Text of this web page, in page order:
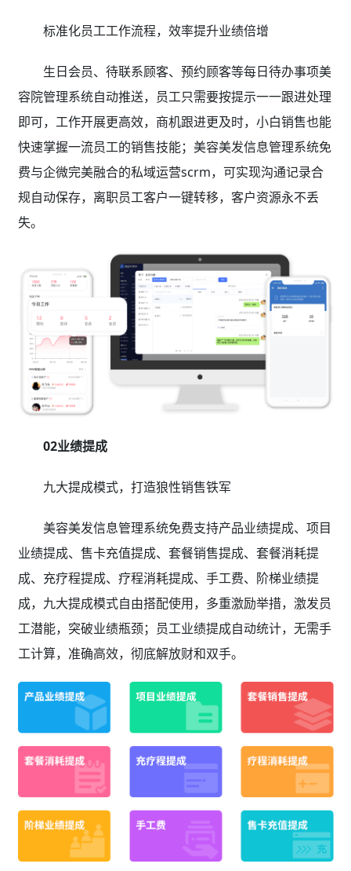
标准化员工工作流程，效率提升业绩倍增
生日会员、待联系顾客、预约顾客等每日待办事项美
容院管理系统自动推送，员工只需要按提示一一跟进处理
即可，工作开展更高效，商机跟进更及时，小白销售也能
快速掌握一流员工的销售技能；美容美发信息管理系统免
费与企微完美融合的私域运营scrm，可实现沟通记录合
规自动保存，离职员工客户一键转移，客户资源永不丢
失。
02业绩提成
九大提成模式，打造狼性销售铁军
美容美发信息管理系统免费支持产品业绩提成、项目
业绩提成、售卡充值提成、套餐销售提成、套餐消耗提
成、充疗程提成、疗程消耗提成、手工费、阶梯业绩提
成，九大提成模式自由搭配使用，多重激励举措，激发员
工潜能，突破业绩瓶颈；员工业绩提成自动统计，无需手
工计算，准确高效，彻底解放财和双手。